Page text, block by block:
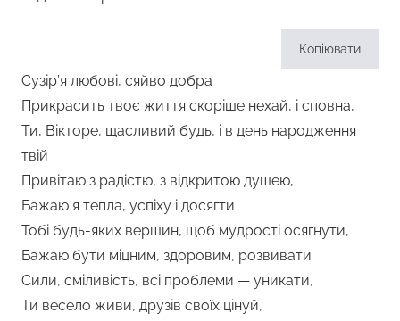
Копіювати
Сузір’я любові, сяйво добра
Прикрасить твоє життя скоріше нехай, і сповна,
Ти, Вікторе, щасливий будь, і в день народження
твій
Привітаю з радістю, з відкритою душею,
Бажаю я тепла, успіху і досягти
Тобі будь-яких вершин, щоб мудрості осягнути,
Бажаю бути міцним, здоровим, розвивати
Сили, сміливість, всі проблеми — уникати,
Ти весело живи, друзів своїх цінуй,